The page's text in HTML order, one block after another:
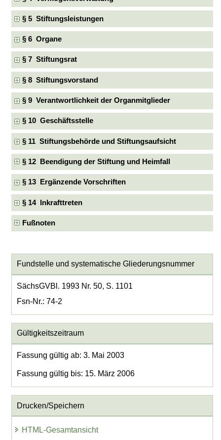
§ 5 Stiftungsleistungen
§ 6 Organe
§ 7 Stiftungsrat
§ 8 Stiftungsvorstand
§ 9 Verantwortlichkeit der Organmitglieder
§ 10 Geschäftsstelle
§ 11 Stiftungsbehörde und Stiftungsaufsicht
§ 12 Beendigung der Stiftung und Heimfall
§ 13 Ergänzende Vorschriften
§ 14 Inkrafttreten
Fußnoten
Fundstelle und systematische Gliederungsnummer
SächsGVBl. 1993 Nr. 50, S. 1101
Fsn-Nr.: 74-2
Gültigkeitszeitraum
Fassung gültig ab: 3. Mai 2003
Fassung gültig bis: 15. März 2006
Drucken/Speichern
HTML-Gesamtansicht